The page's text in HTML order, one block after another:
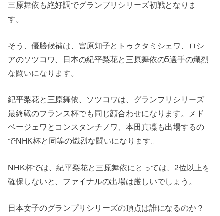
三原舞依も絶好調でグランプリシリーズ初戦となりま
す。
そう、優勝候補は、宮原知子とトゥクタミシェワ、ロシ
アのソツコワ、日本の紀平梨花と三原舞依の5選手の熾烈
な闘いになります。
紀平梨花と三原舞依、ソツコワは、グランプリシリーズ
最終戦のフランス杯でも同じ顔合わせになります。メド
ベージェワとコンスタンチノワ、本田真凜も出場するの
でNHK杯と同等の熾烈な闘いになります。
NHK杯では、紀平梨花と三原舞依にとっては、2位以上を
確保しないと、ファイナルの出場は厳しいでしょう。
日本女子のグランプリシリーズの頂点は誰になるのか？